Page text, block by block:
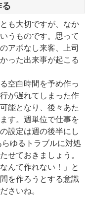
も大切ですが、なか
うものです。思って
アポなし来客、上司
った出来事が起こる
空白時間を予め作っ
が遅れてしまった作
能となり、後々あた
す。週単位で仕事を
設定は週の後半にし
ゆるトラブルに対処
せておきましょう。
んて作れない！」と
を作ろうとする意識
さいね。